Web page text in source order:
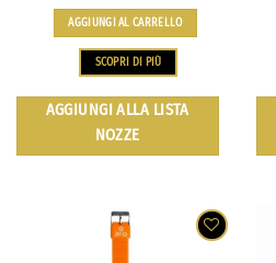
AGGIUNGI AL CARRELLO
SCOPRI DI PIÙ
AGGIUNGI ALLA LISTA
NOZZE